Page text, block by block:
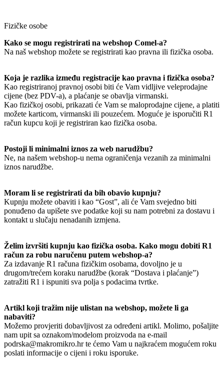
Fizičke osobe
Kako se mogu registrirati na webshop Comel-a?
Na naš webshop možete se registrirati kao pravna ili fizička osoba.
Koja je razlika između registracije kao pravna i fizička osoba?
Kao registriranoj pravnoj osobi biti će Vam vidljive veleprodajne
cijene (bez PDV-a), a plaćanje se obavlja virmanski.
Kao fizičkoj osobi, prikazati će Vam se maloprodajne cijene, a platiti
možete karticom, virmanski ili pouzećem. Moguće je isporučiti R1
račun kupcu koji je registriran kao fizička osoba.
Postoji li minimalni iznos za web narudžbu?
Ne, na našem webshop-u nema ograničenja vezanih za minimalni
iznos narudžbe.
Moram li se registrirati da bih obavio kupnju?
Kupnju možete obaviti i kao “Gost”, ali će Vam svejedno biti
ponuđeno da upišete sve podatke koji su nam potrebni za dostavu i
kontakt u slučaju nenadanih izmjena.
Želim izvršiti kupnju kao fizička osoba. Kako mogu dobiti R1
račun za robu naručenu putem webshop-a?
Za izdavanje R1 računa fizičkim osobama, dovoljno je u
drugom/trećem koraku narudžbe (korak “Dostava i plaćanje”)
zatražiti R1 i ispuniti sva polja s podacima tvrtke.
Artikl koji tražim nije ulistan na webshop, možete li ga
nabaviti?
Možemo provjeriti dobavljivost za određeni artikl. Molimo, pošaljite
nam upit sa oznakom/modelom proizvoda na e-mail
podrska@makromikro.hr te ćemo Vam u najkraćem mogućem roku
poslati informacije o cijeni i roku isporuke.